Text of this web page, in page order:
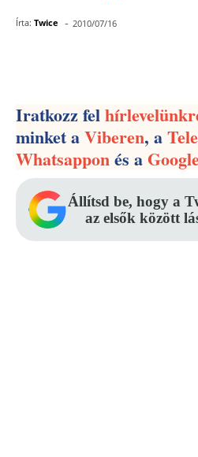
Írta: Twice - 2010/07/16
Iratkozz fel
minket aViberen, a
Whatsapponés a
Állítsd be, hogy a
az elsők között